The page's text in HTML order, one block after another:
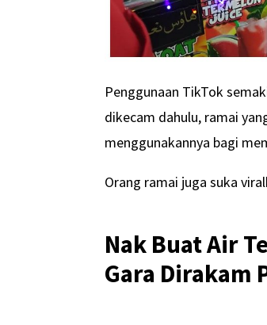
Penggunaan TikTok
dikecam dahulu, ramai
menggunakannya bagi
Orang ramai juga suka
Nak Buat Air
Gara Dirakam